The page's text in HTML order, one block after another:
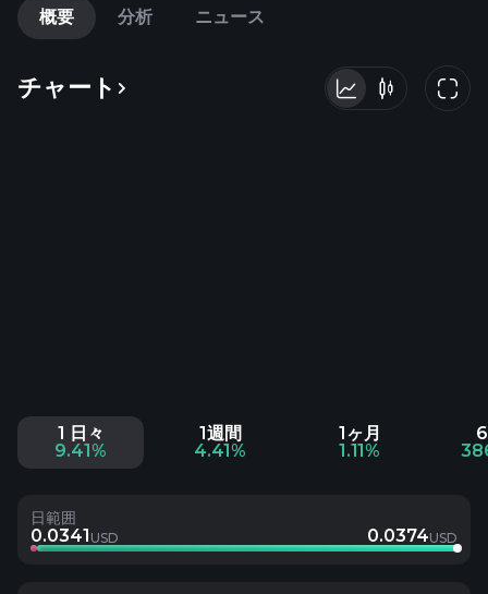
概要 分析 ニュース
チャート
1 日々
9.41%
1週間
4.41%
1ヶ月
1.11%
日範囲
0.0341 USD 0.0374USD